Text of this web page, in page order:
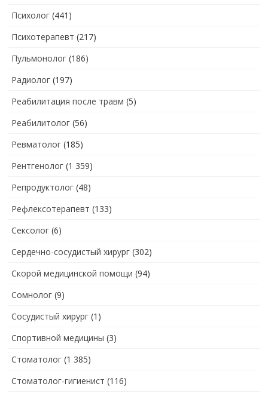
Психолог (441)
Психотерапевт (217)
Пульмонолог (186)
Радиолог (197)
Реабилитация после травм (5)
Реабилитолог (56)
Ревматолог (185)
Рентгенолог (1 359)
Репродуктолог (48)
Рефлексотерапевт (133)
Сексолог (6)
Сердечно-сосудистый хирург (302)
Скорой медицинской помощи (94)
Сомнолог (9)
Сосудистый хирург (1)
Спортивной медицины (3)
Стоматолог (1 385)
Стоматолог-гигиенист (116)